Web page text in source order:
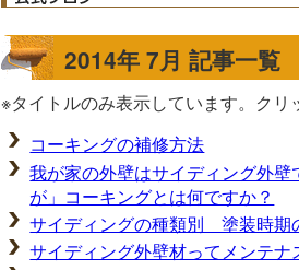
2014年 7月 記事一覧
※タイトルのみ表示しています。ク
コーキングの補修方法
我が家の外壁はサイディング外
が」コーキングとは何ですか？
サイディングの種類別 塗装時期
サイディング外壁材ってメンテ